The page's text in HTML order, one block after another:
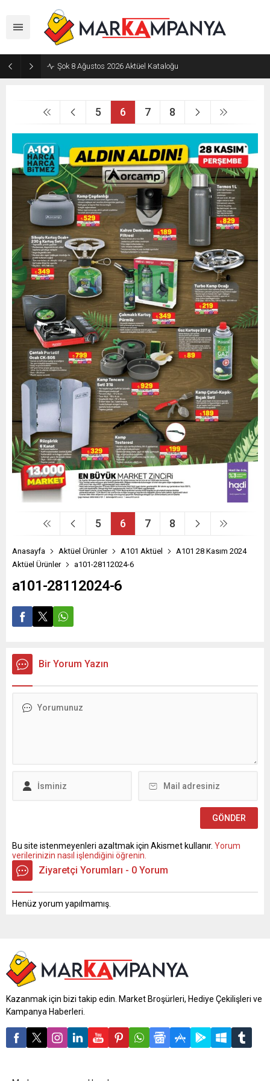
Şok 8 Ağustos 2026 Aktüel Kataloğu
5 6 7 8
5 6 7 8
Anasayfa Aktüel Ürünler A101 Aktüel
A101 28 Kasım 2024
Aktüel Ürünler
a101-28112024-6
a101-28112024-6
Bir Yorum Yazın
Bu site istenmeyenleri azaltmak için Akismet kullanır. Yorum
verilerinizin nasıl işlendiğini öğrenin.
Ziyaretçi Yorumları - 0 Yorum
Henüz yorum yapılmamış.
Kazanmak için bizi takip edin. Market Broşürleri, Hediye Çekilişleri ve
Kampanya Haberleri.